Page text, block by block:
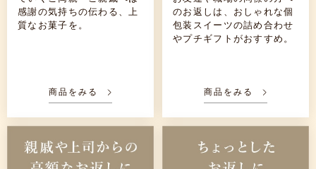
感謝の気持ちの伝わる、上
質なお菓子を。
商品をみる
のお返しは、おしゃれな個
包装スイーツの詰め合わせ
やプチギフトがおすすめ。
商品をみる